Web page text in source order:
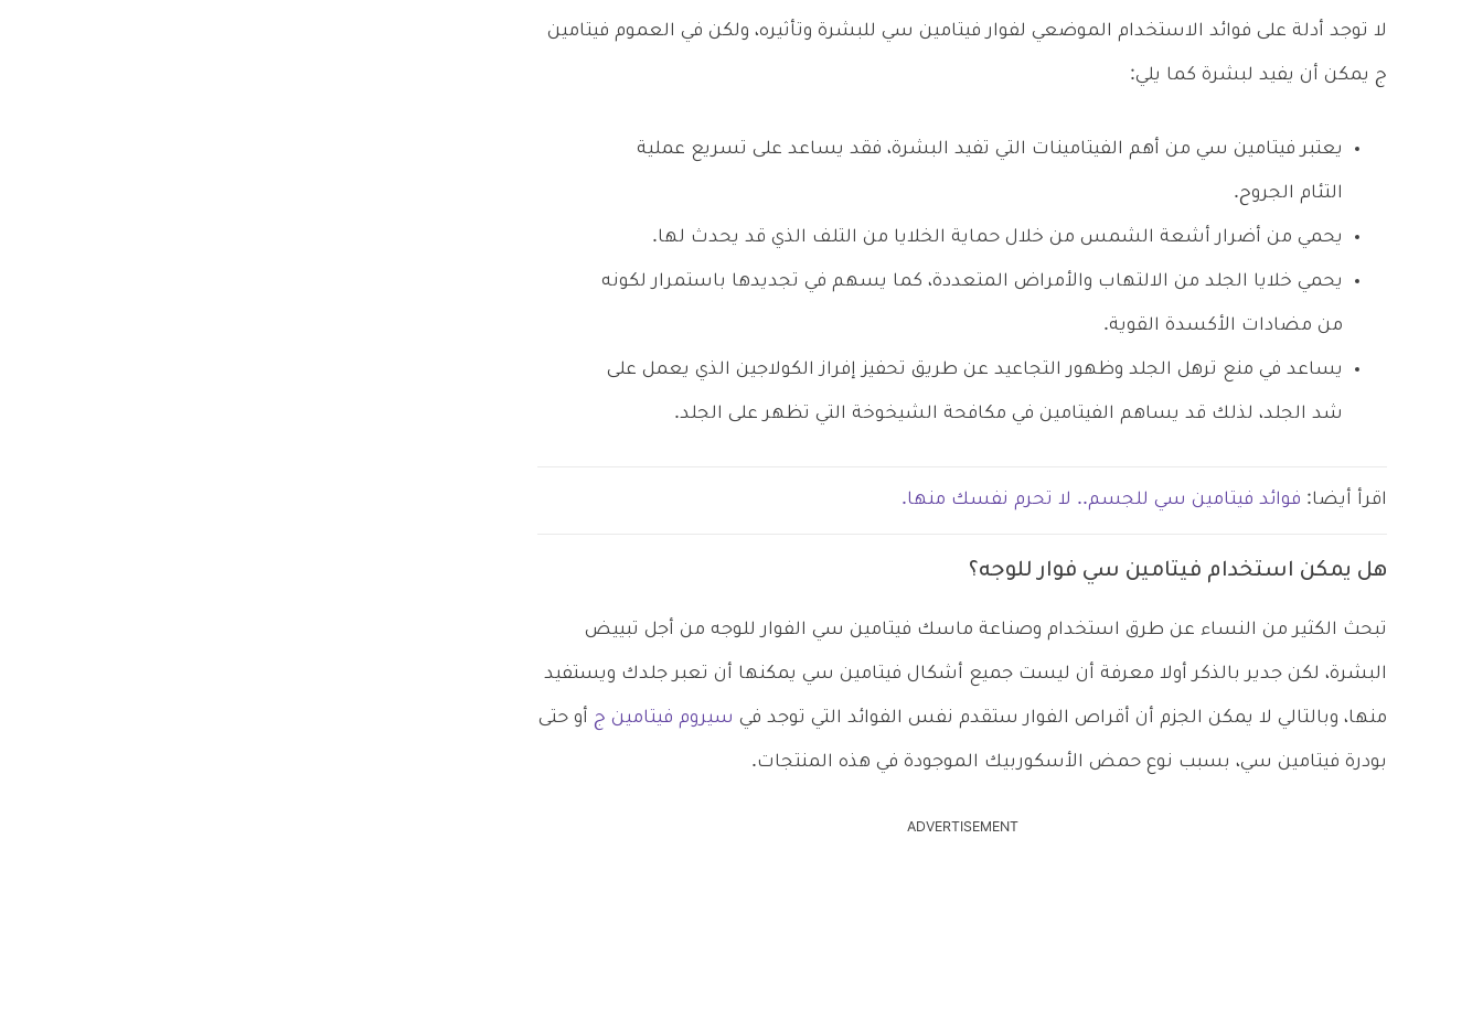
لا توجد أدلة على فوائد الاستخدام الموضعي لفوار فيتامين سي للبشرة وتأثيره، ولكن في العموم فيتامين
ج يمكن أن يفيد لبشرة كما يلي:
يعتبر فيتامين سي من أهم الفيتامينات التي تفيد البشرة، فقد يساعد على تسريع عملية
التئام الجروح.
يحمي من أضرار أشعة الشمس من خلال حماية الخلايا من التلف الذي قد يحدث لها.
يحمي خلايا الجلد من الالتهاب والأمراض المتعددة، كما يسهم في تجديدها باستمرار لكونه
من مضادات الأكسدة القوية.
يساعد في منع ترهل الجلد وظهور التجاعيد عن طريق تحفيز إفراز الكولاجين الذي يعمل على
شد الجلد، لذلك قد يساهم الفيتامين في مكافحة الشيخوخة التي تظهر على الجلد.
اقرأ أيضا: فوائد فيتامين سي للجسم.. لا تحرم نفسك منها.
هل يمكن استخدام فيتامين سي فوار للوجه؟
تبحث الكثير من النساء عن طرق استخدام وصناعة ماسك فيتامين سي الفوار للوجه من أجل تبييض
البشرة، لكن جدير بالذكر أولا معرفة أن ليست جميع أشكال فيتامين سي يمكنها أن تعبر جلدك ويستفيد
منها، وبالتالي لا يمكن الجزم أن أقراص الفوار ستقدم نفس الفوائد التي توجد في سيروم فيتامين ج أو حتى
بودرة فيتامين سي، بسبب نوع حمض الأسكوربيك الموجودة في هذه المنتجات.
ADVERTISEMENT